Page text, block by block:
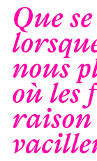
Que
nous
où les
raison